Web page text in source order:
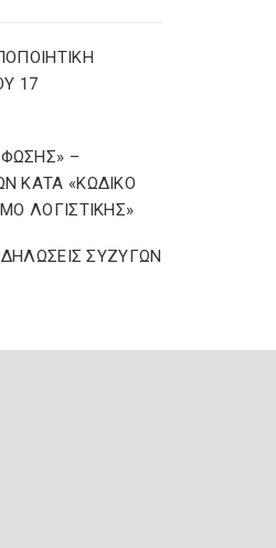
17
–
ΚΑΤΑ «ΚΩΔΙΚΟ
ΛΟΓΙΣΤΙΚΗΣ»
ΣΥΖΥΓΩΝ